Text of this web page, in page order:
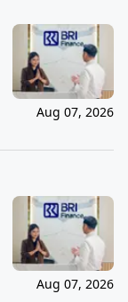
Aug 07, 2026
Aug 07, 2026